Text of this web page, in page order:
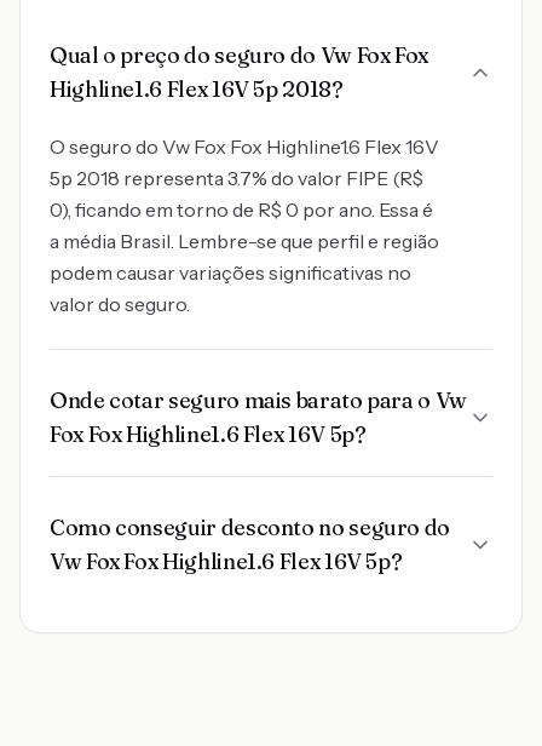
Qual o preço do seguro do Vw Fox Fox
Highline1.6 Flex 16V 5p 2018?
O seguro do Vw Fox Fox Highline1.6 Flex 16V
5p 2018 representa 3.7% do valor FIPE (R$
0), ficando em torno de R$ 0 por ano. Essa é
a média Brasil. Lembre-se que perfil e região
podem causar variações significativas no
valor do seguro.
Onde cotar seguro mais barato para o Vw
Fox Fox Highline1.6 Flex 16V 5p?
Como conseguir desconto no seguro do
Vw Fox Fox Highline1.6 Flex 16V 5p?